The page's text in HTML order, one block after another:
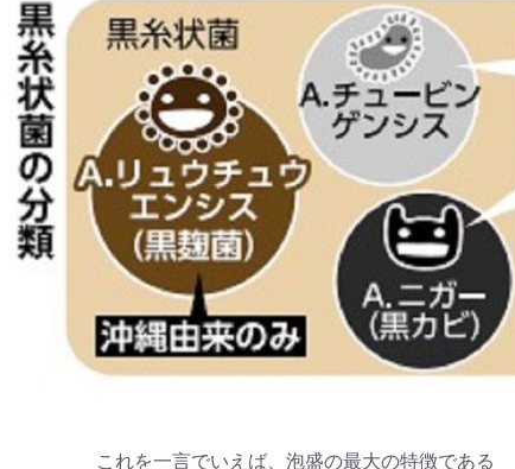
これを一言でいえば、泡盛の最大の特徴である